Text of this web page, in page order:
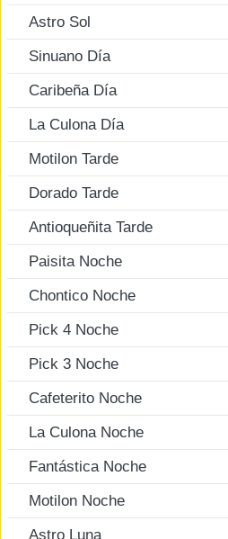
Astro Sol
Sinuano Día
Caribeña Día
La Culona Día
Motilon Tarde
Dorado Tarde
Antioqueñita Tarde
Paisita Noche
Chontico Noche
Pick 4 Noche
Pick 3 Noche
Cafeterito Noche
La Culona Noche
Fantástica Noche
Motilon Noche
Astro Luna